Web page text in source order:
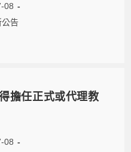
08
公告
擔任正式或代理教
08